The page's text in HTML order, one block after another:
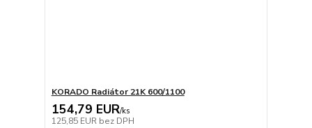
KORADO Radiátor 21K 600/1100
154,79 EUR/ks
125,85 EUR bez DPH